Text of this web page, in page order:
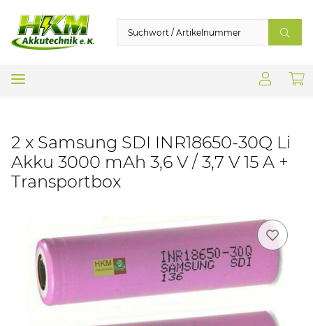
2 x Samsung SDI INR18650-30Q Li
Akku 3000 mAh 3,6 V / 3,7 V 15 A +
Transportbox